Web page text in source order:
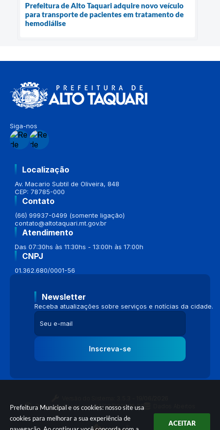
Prefeitura Municipal e os cookies: nosso site usa
cookies para melhorar a sua experiência de
ACEITAR
Prefeitura de Alto Taquari adquire novo veículo
para transporte de pacientes em tratamento de
hemodiálise
Siga-nos
Localização
Av. Macario Subtil de Oliveira, 848
CEP: 78785-000
Contato
(66) 99937-0499 (somente ligação)
contato@altotaquari.mt.gov.br
Atendimento
Das 07:30hs às 11:30hs - 13:00h às 17:00h
CNPJ
01.362.680/0001-56
Newsletter
Receba atualizações sobre serviços e notícias da cidade.
Inscreva-se
Portal atualizado em:04/08/2026 16:58